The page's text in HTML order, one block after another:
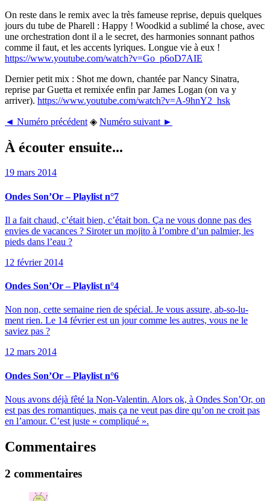
On reste dans le remix avec la très fameuse reprise, depuis quelques
jours du tube de Pharell : Happy ! Woodkid a sublimé la chose, avec
une orchestration dont il a le secret, des harmonies sonnant pathos
comme il faut, et les accents lyriques. Longue vie à eux !
https://www.youtube.com/watch?v=Go_p6oD7AIE
Dernier petit mix : Shot me down, chantée par Nancy Sinatra,
reprise par Guetta et remixée enfin par James Logan (on va y
arriver). https://www.youtube.com/watch?v=A-9hnY2_hsk
◄ Numéro précédent ◈ Numéro suivant ►
À écouter ensuite...
19 mars 2014
Ondes Son’Or – Playlist n°7
Il a fait chaud, c’était bien, c’était bon. Ça ne vous donne pas des
envies de vacances ? Siroter un mojito à l’ombre d’un palmier, les
pieds dans l’eau ?
12 février 2014
Ondes Son’Or – Playlist n°4
Non non, cette semaine rien de spécial. Je vous assure, ab-so-lu-
ment rien. Le 14 février est un jour comme les autres, vous ne le
saviez pas ?
12 mars 2014
Ondes Son’Or – Playlist n°6
Nous avons déjà fêté la Non-Valentin. Alors ok, à Ondes Son’Or, on
est pas des romantiques, mais ça ne veut pas dire qu’on ne croit pas
en l’amour. C’est juste « compliqué ».
Commentaires
2 commentaires